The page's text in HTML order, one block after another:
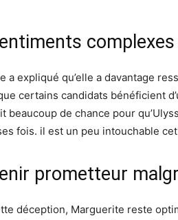
complexes
a expliqué qu’elle a davantage
certains candidats bénéficient
beaucoup de chance pour
fois. il est un peu intouchable
prometteur
déception, Marguerite reste